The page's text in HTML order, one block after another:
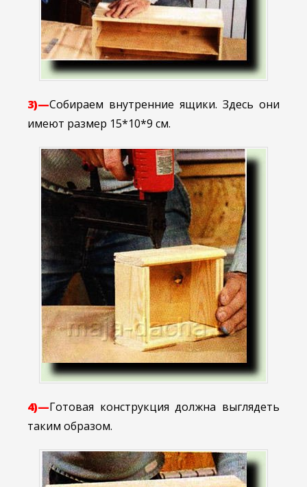
3)—Собираем внутренние ящики. Здесь они
имеют размер 15*10*9 см.
4)—Готовая конструкция должна выглядеть
таким образом.